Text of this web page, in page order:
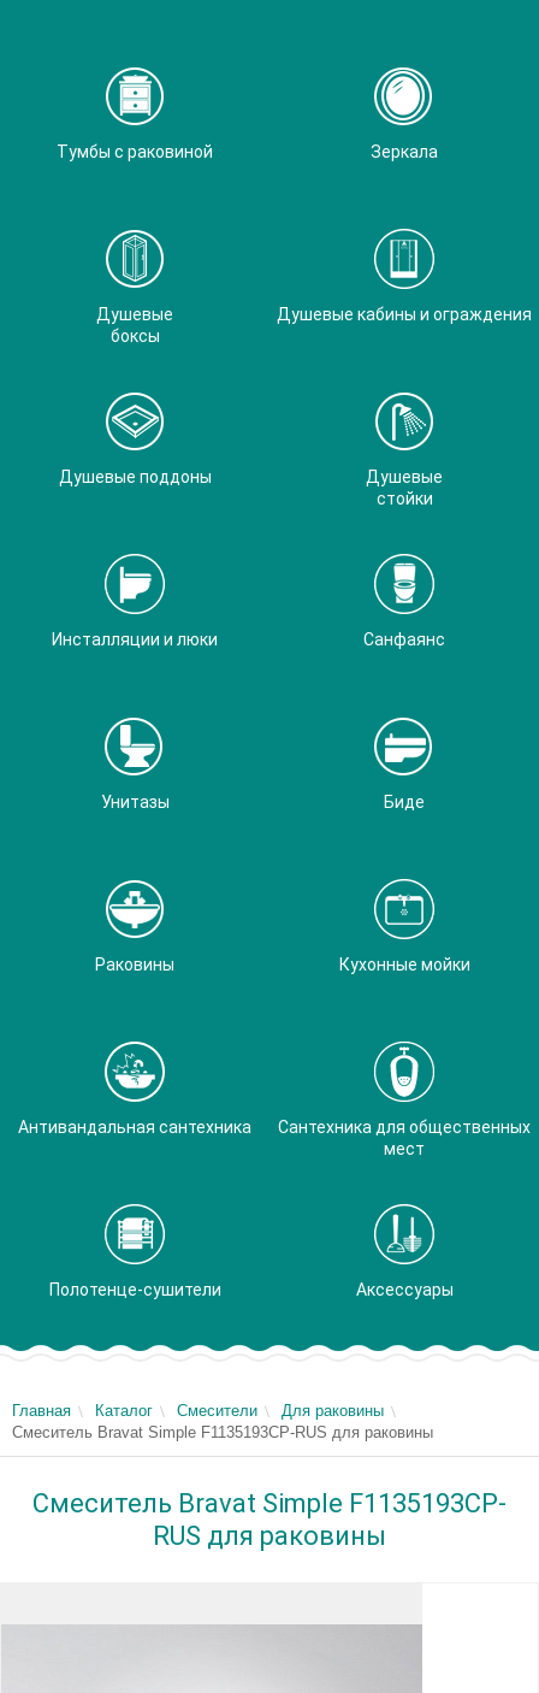
Тумбы с раковиной Зеркала
Душевые
боксы
Душевые кабины и ограждения
Душевые поддоны
Душевые
стойки
Инсталляции и люки Санфаянс
Унитазы Биде
Раковины Кухонные мойки
Антивандальная сантехника
Сантехника для общественных
мест
Полотенце-сушители Аксессуары
Главная Каталог Смесители
Для раковины
Смеситель Bravat Simple F1135193CP-RUS для раковины
Смеситель Bravat Simple F1135193CP-
RUS для раковины